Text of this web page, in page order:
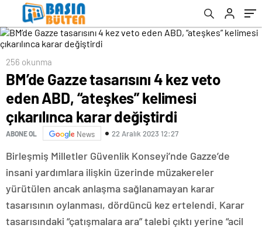
değiştirdi
256 okunma
BM’de Gazze tasarısını 4 kez veto
eden ABD, “ateşkes” kelimesi
çıkarılınca karar değiştirdi
ABONE OL News 22 Aralık 2023 12:27
Birleşmiş Milletler Güvenlik Konseyi’nde Gazze’de
insani yardımlara ilişkin üzerinde müzakereler
yürütülen ancak anlaşma sağlanamayan karar
tasarısının oylanması, dördüncü kez ertelendi. Karar
tasarısındaki “çatışmalara ara” talebi çıktı yerine “acil